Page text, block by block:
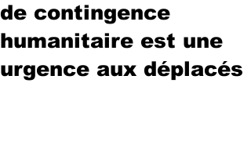
de contingence
humanitaire est une
urgence aux déplacés